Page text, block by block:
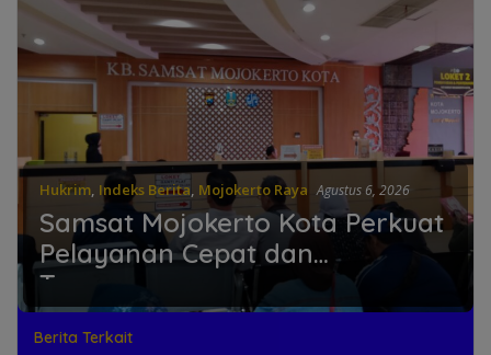
Hukrim Indeks Berita Mojokerto Raya Agustus 6, 2026
Samsat Mojokerto Kota Perkuat
Pelayanan Cepat dan
Transparan
Berita Terkait